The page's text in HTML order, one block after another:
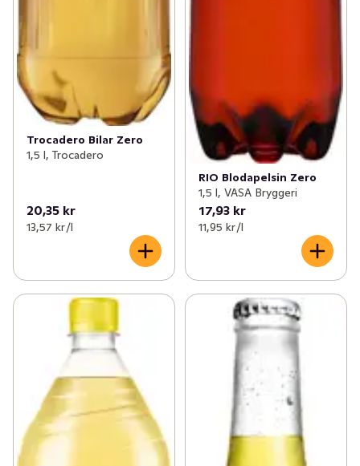
Trocadero Bilar Zero
1,5 l, Trocadero
20,35 kr
13,57 kr /l
RIO Blodapelsin Zero
1,5 l, VASA Bryggeri
17,93 kr
11,95 kr /l